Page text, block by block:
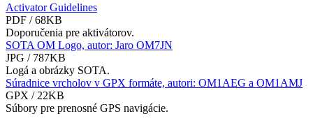
Activator Guidelines
PDF / 68KB
Doporučenia pre aktivátorov.
SOTA OM Logo, autor: Jaro OM7JN
JPG / 787KB
Logá a obrázky SOTA.
Súradnice vrcholov v GPX formáte, autori: OM1AEG a OM1AMJ
GPX / 22KB
Súbory pre prenosné GPS navigácie.